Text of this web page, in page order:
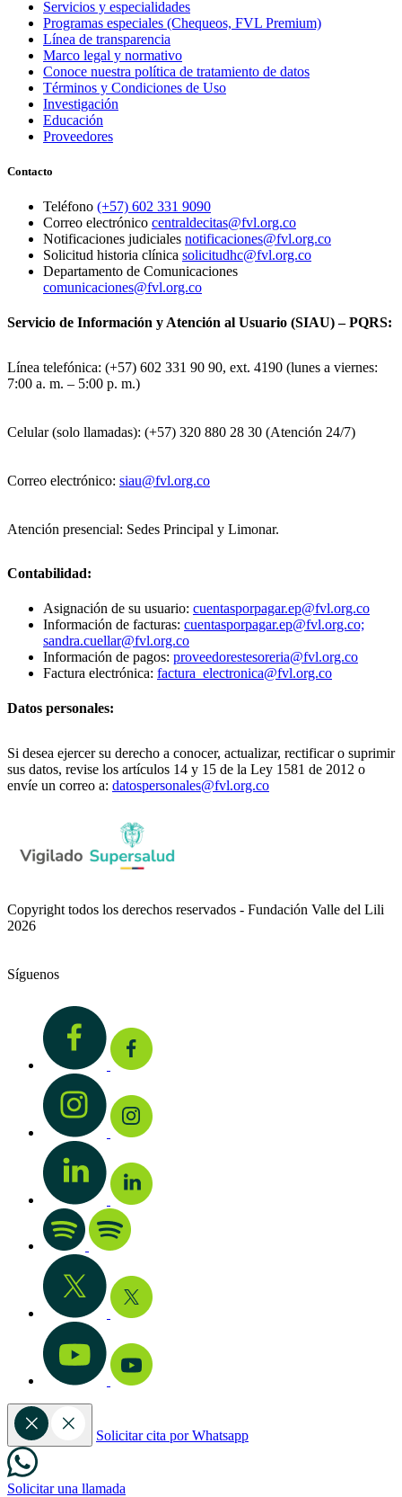
Servicios y especialidades
Programas especiales (Chequeos, FVL Premium)
Línea de transparencia
Marco legal y normativo
Conoce nuestra política de tratamiento de datos
Términos y Condiciones de Uso
Investigación
Educación
Proveedores
Contacto
Teléfono (+57) 602 331 9090
Correo electrónico centraldecitas@fvl.org.co
Notificaciones judiciales notificaciones@fvl.org.co
Solicitud historia clínica solicitudhc@fvl.org.co
Departamento de Comunicaciones
comunicaciones@fvl.org.co
Servicio de Información y Atención al Usuario (SIAU) – PQRS:
Línea telefónica: (+57) 602 331 90 90, ext. 4190 (lunes a viernes:
7:00 a. m. – 5:00 p. m.)
Celular (solo llamadas): (+57) 320 880 28 30 (Atención 24/7)
Correo electrónico: siau@fvl.org.co
Atención presencial: Sedes Principal y Limonar.
Contabilidad:
Asignación de su usuario: cuentasporpagar.ep@fvl.org.co
Información de facturas: cuentasporpagar.ep@fvl.org.co;
sandra.cuellar@fvl.org.co
Información de pagos: proveedorestesoreria@fvl.org.co
Factura electrónica: factura_electronica@fvl.org.co
Datos personales:
Si desea ejercer su derecho a conocer, actualizar, rectificar o suprimir
sus datos, revise los artículos 14 y 15 de la Ley 1581 de 2012 o
envíe un correo a: datospersonales@fvl.org.co
Copyright todos los derechos reservados - Fundación Valle del Lili
2026
Síguenos
Solicitar cita por Whatsapp
Solicitar una llamada